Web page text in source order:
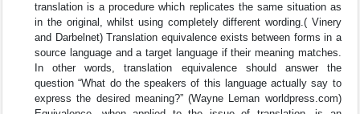
translation is a procedure which replicates the same situation as
in the original, whilst using completely different wording.( Vinery
and Darbelnet) Translation equivalence exists between forms in a
source language and a target language if their meaning matches.
In other words, translation equivalence should answer the
question “What do the speakers of this language actually say to
express the desired meaning?” (Wayne Leman worldpress.com)